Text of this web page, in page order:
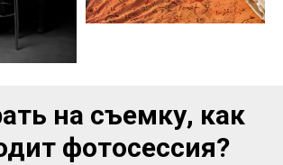
на съемку, как
фотосессия?